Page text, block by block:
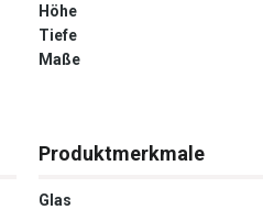
Höhe
Tiefe
Maße
Produktmerkmale
Glas